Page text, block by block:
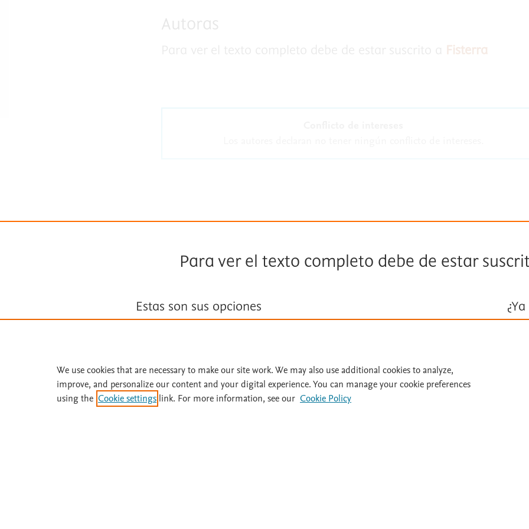
Autoras
Fisterra
Para ver el texto completo debe de estar
Estas son sus opciones
Solicite una prueba gratuita
We use cookies that are necessary to make our site work. We may also use additional cookies to analyze,
improve, and personalize our content and your digital experience. You can manage your cookie preferences
using the Cookie settings link. For more information, see our Cookie Policy